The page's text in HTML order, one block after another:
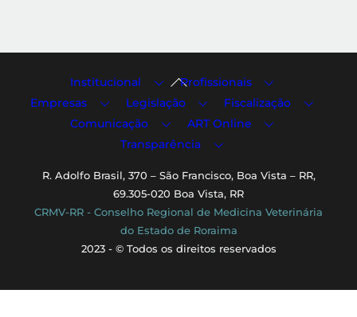
Back
To
Top
Institucional
Profissionais
Empresas
Legislação
Fiscalização
Comunicação
ART Online
Transparência
R. Adolfo Brasil, 370 – São Francisco, Boa Vista – RR,
69.305-020 Boa Vista, RR
CRMV-RR - Conselho Regional de Medicina Veterinária
do Estado de Roraima
2023 - © Todos os direitos reservados